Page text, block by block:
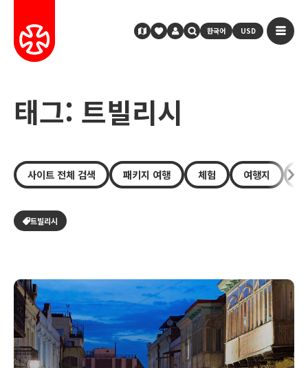
한국어 USD
태그: 트빌리시
사이트 전체 검색 패키지 여행 체험 여행지
트빌리시